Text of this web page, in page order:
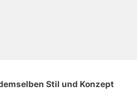
Stil und Konzept